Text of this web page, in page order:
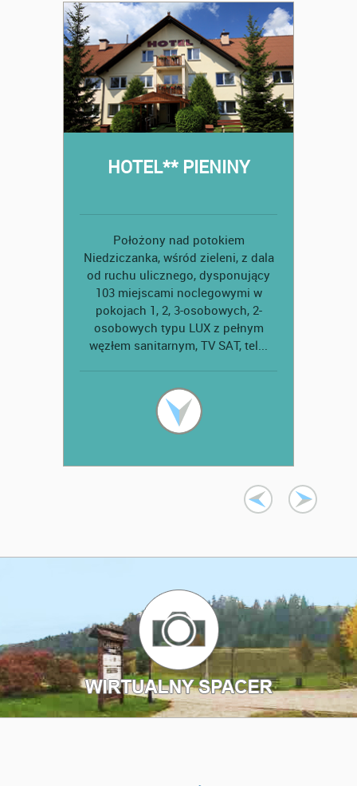
HOTEL** PIENINY
Położony nad potokiem
Niedziczanka, wśród zieleni, z dala
od ruchu ulicznego, dysponujący
103 miejscami noclegowymi w
pokojach 1, 2, 3-osobowych, 2-
osobowych typu LUX z pełnym
węzłem sanitarnym, TV SAT, tel...